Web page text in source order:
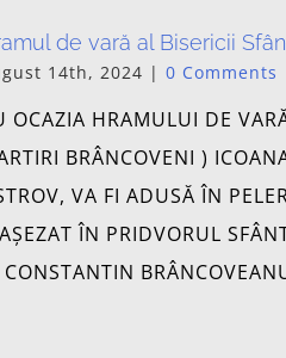
de vară al Bisericii
14th, 2024 | 0 Comments
OCAZIA HRAMULUI DE
BRÂNCOVENI )
VA FI ADUSĂ ÎN
ÎN PRIDVORUL